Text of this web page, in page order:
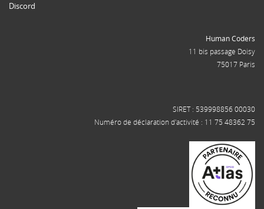
Discord
Human Coders
11 bis passage Doisy
75017 Paris
SIRET : 539998856 00030
Numéro de déclaration d'activité : 11 75 48362 75